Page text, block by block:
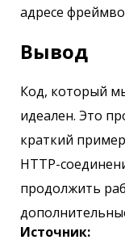
адресе
Вывод
Код, который
идеален. Это
краткий
HTTP-
продолжить
Источник: